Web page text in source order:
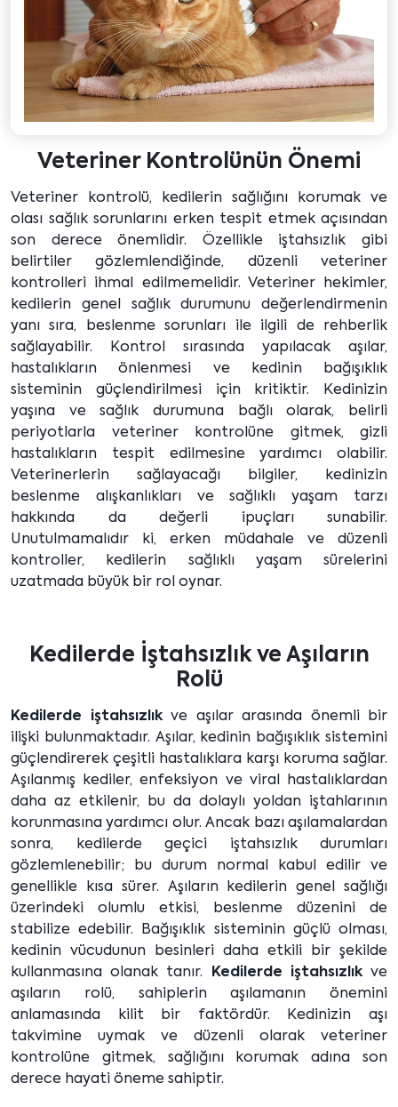
Veteriner Kontrolünün Önemi
Veteriner kontrolü, kedilerin sağlığını korumak ve
olası sağlık sorunlarını erken tespit etmek açısından
son derece önemlidir. Özellikle iştahsızlık gibi
belirtiler gözlemlendiğinde, düzenli veteriner
kontrolleri ihmal edilmemelidir. Veteriner hekimler,
kedilerin genel sağlık durumunu değerlendirmenin
yanı sıra, beslenme sorunları ile ilgili de rehberlik
sağlayabilir. Kontrol sırasında yapılacak aşılar,
hastalıkların önlenmesi ve kedinin bağışıklık
sisteminin güçlendirilmesi için kritiktir. Kedinizin
yaşına ve sağlık durumuna bağlı olarak, belirli
periyotlarla veteriner kontrolüne gitmek, gizli
hastalıkların tespit edilmesine yardımcı olabilir.
Veterinerlerin sağlayacağı bilgiler, kedinizin
beslenme alışkanlıkları ve sağlıklı yaşam tarzı
hakkında da değerli ipuçları sunabilir.
Unutulmamalıdır ki, erken müdahale ve düzenli
kontroller, kedilerin sağlıklı yaşam sürelerini
uzatmada büyük bir rol oynar.
Kedilerde İştahsızlık ve Aşıların
Rolü
Kedilerde iştahsızlıkve aşılar arasında önemli bir
ilişki bulunmaktadır. Aşılar, kedinin bağışıklık sistemini
güçlendirerek çeşitli hastalıklara karşı koruma sağlar.
Aşılanmış kediler, enfeksiyon ve viral hastalıklardan
daha az etkilenir, bu da dolaylı yoldan iştahlarının
korunmasına yardımcı olur. Ancak bazı aşılamalardan
sonra, kedilerde geçici iştahsızlık durumları
gözlemlenebilir; bu durum normal kabul edilir ve
genellikle kısa sürer. Aşıların kedilerin genel sağlığı
üzerindeki olumlu etkisi, beslenme düzenini de
stabilize edebilir. Bağışıklık sisteminin güçlü olması,
kedinin vücudunun besinleri daha etkili bir şekilde
kullanmasına olanak tanır.
Kedilerde iştahsızlıkve
aşıların rolü, sahiplerin aşılamanın önemini
anlamasında kilit bir faktördür. Kedinizin aşı
takvimine uymak ve düzenli olarak veteriner
kontrolüne gitmek, sağlığını korumak adına son
derece hayati öneme sahiptir.